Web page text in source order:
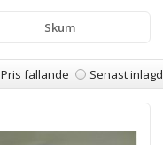
Skum
Pris fallande Senast inlagd